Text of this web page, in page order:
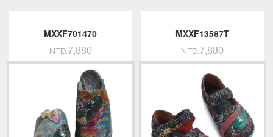
MXXF701470
NTD.7,880
MXXF13587T
NTD.7,880